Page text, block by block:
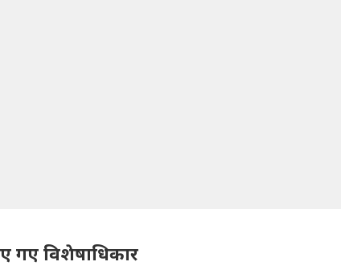
गए विशेषाधिकार